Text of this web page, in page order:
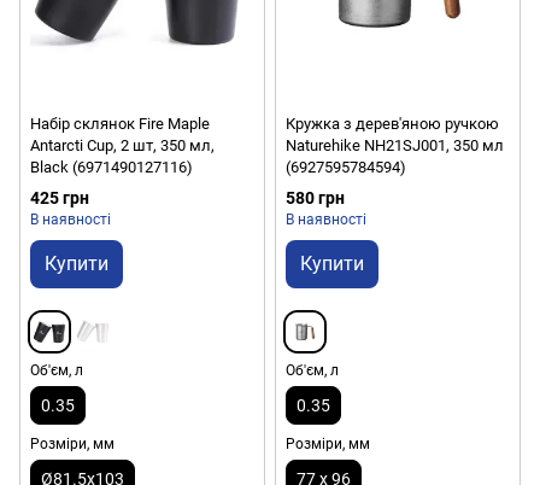
Набір склянок Fire Maple
Antarcti Cup, 2 шт, 350 мл,
Black (6971490127116)
425 грн
В наявності
Купити
Об'єм, л
0.35
Розміри, мм
Ø81.5x103
Кружка з дерев'яною ручкою
Naturehike NH21SJ001, 350 мл
(6927595784594)
580 грн
В наявності
Купити
Об'єм, л
0.35
Розміри, мм
77 х 96